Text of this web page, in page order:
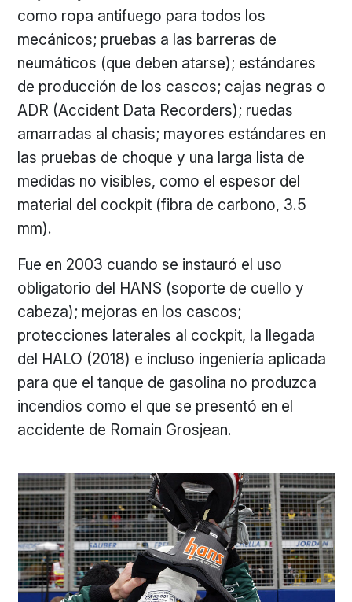
como ropa antifuego para todos los
mecánicos; pruebas a las barreras de
neumáticos (que deben atarse); estándares
de producción de los cascos; cajas negras o
ADR (Accident Data Recorders); ruedas
amarradas al chasis; mayores estándares en
las pruebas de choque y una larga lista de
medidas no visibles, como el espesor del
material del cockpit (fibra de carbono, 3.5
mm).
Fue en 2003 cuando se instauró el uso
obligatorio del HANS (soporte de cuello y
cabeza); mejoras en los cascos;
protecciones laterales al cockpit, la llegada
del HALO (2018) e incluso ingeniería aplicada
para que el tanque de gasolina no produzca
incendios como el que se presentó en el
accidente de Romain Grosjean.